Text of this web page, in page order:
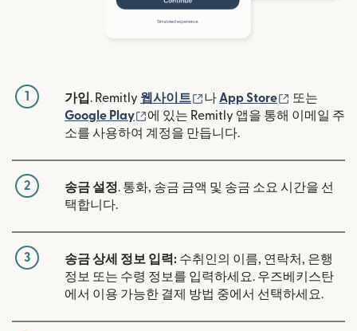
1 가입. Remitly 웹사이트 (새 창에서 열림)
나 App Store (새 창에서
또는
Google Play
(새 창에서 열림)
에 있는 Remitly 앱을 통해 이메일 주
소를 사용하여 계정을 만듭니다.
2 송금 설정. 통화, 송금 금액 및 송금 소요 시간을 선
택합니다.
3 송금 상세 정보 입력: 수취인의 이름, 연락처, 은행
정보 또는 수령 정보를 입력하세요. 우즈베키스탄
에서 이용 가능한 결제 방법 중에서 선택하세요.